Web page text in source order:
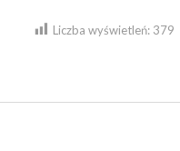
Liczba wyświetleń: 379